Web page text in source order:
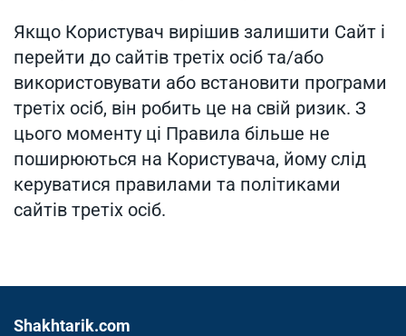
Якщо Користувач вирішив залишити Сайт і
перейти до сайтів третіх осіб та/або
використовувати або встановити програми
третіх осіб, він робить це на свій ризик. З
цього моменту ці Правила більше не
поширюються на Користувача, йому слід
керуватися правилами та політиками
сайтів третіх осіб.
Shakhtarik.com